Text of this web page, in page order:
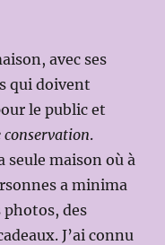
avec ses
qui doivent
le public et
conservation.
seule maison où à
a minima
photos, des
J’ai connu